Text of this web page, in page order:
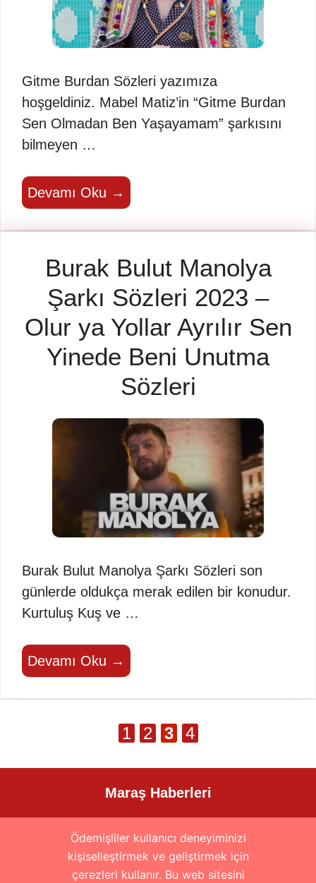
Gitme Burdan Sözleri yazımıza
hoşgeldiniz. Mabel Matiz’in “Gitme Burdan
Sen Olmadan Ben Yaşayamam” şarkısını
bilmeyen …
Devamı Oku →
Burak Bulut Manolya
Şarkı Sözleri 2023 –
Olur ya Yollar Ayrılır Sen
Yinede Beni Unutma
Sözleri
Burak Bulut Manolya Şarkı Sözleri son
günlerde oldukça merak edilen bir konudur.
Kurtuluş Kuş ve …
Devamı Oku →
Sayfa
1 Sayfa
2 Sayfa
3 Sayfa
4
Maraş Haberleri
Ödemişliler kullanıcı deneyiminizi
kişiselleştirmek ve geliştirmek için
çerezleri kullanır. Bu web sitesini